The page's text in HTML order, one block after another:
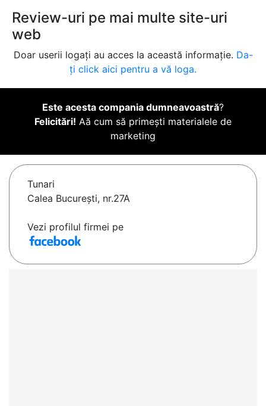
Review-uri pe mai multe site-uri
web
Doar userii logați au acces la această informație. Da-
ți click aici pentru a vă loga.
Este acesta compania dumneavoastră?
Felicitări! Aă cum să primești materialele de
marketing
Tunari
Calea București, nr.27A
Vezi profilul firmei pe